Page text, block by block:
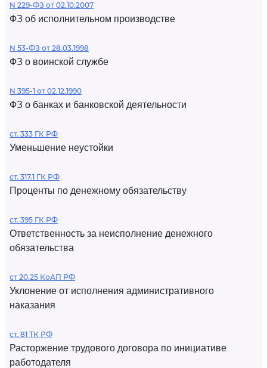
N 229-ФЗ от 02.10.2007
ФЗ об исполнительном производстве
N 53-ФЗ от 28.03.1998
ФЗ о воинской службе
N 395-1 от 02.12.1990
ФЗ о банках и банковской деятельности
ст. 333 ГК РФ
Уменьшение неустойки
ст. 317.1 ГК РФ
Проценты по денежному обязательству
ст. 395 ГК РФ
Ответственность за неисполнение денежного
обязательства
ст 20.25 КоАП РФ
Уклонение от исполнения административного
наказания
ст. 81 ТК РФ
Расторжение трудового договора по инициативе
работодателя